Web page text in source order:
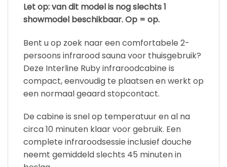
Let op: van dit model is nog slechts 1
showmodel beschikbaar. Op = op.
Bent u op zoek naar een comfortabele 2-
persoons infrarood sauna voor thuisgebruik?
Deze Interline Ruby infraroodcabine is
compact, eenvoudig te plaatsen en werkt op
een normaal geaard stopcontact.
De cabine is snel op temperatuur en al na
circa 10 minuten klaar voor gebruik. Een
complete infraroodsessie inclusief douche
neemt gemiddeld slechts 45 minuten in